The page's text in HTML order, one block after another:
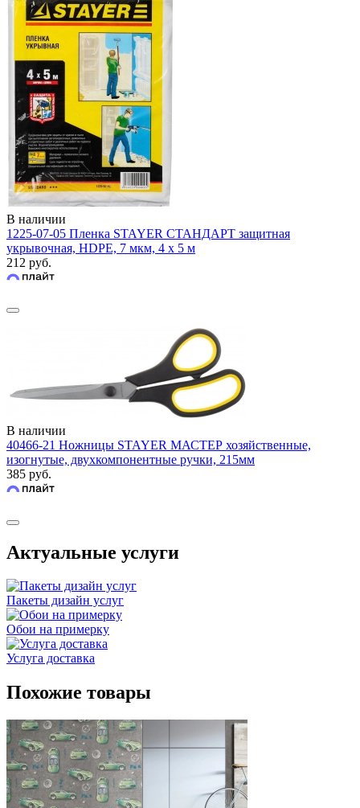
В наличии
1225-07-05 Пленка STAYER СТАНДАРТ защитная
укрывочная, HDPE, 7 мкм, 4 х 5 м
212 руб.
В наличии
40466-21 Ножницы STAYER МАСТЕР хозяйственные,
изогнутые, двухкомпонентные ручки, 215мм
385 руб.
Актуальные услуги
Пакеты дизайн услуг
Обои на примерку
Услуга доставка
Похожие товары